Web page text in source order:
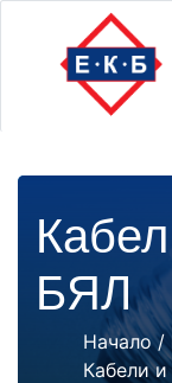
БЯЛ
Начало/
Кабели